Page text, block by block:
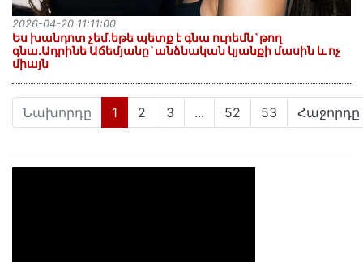
Ես խանդոտ չեմ.եթե պետք է գնա ուրեմն`թող
գնա.Ադրինե Աճեմյանը`անձնական կյանքի մասին և ոչ
միայն
2026-04-20 11:11:00
Նախորդը 1 (current)
2 3 ... 52 53 Հաջորդը